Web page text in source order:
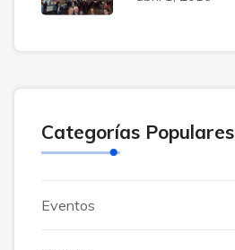
Categorías Populares
Eventos